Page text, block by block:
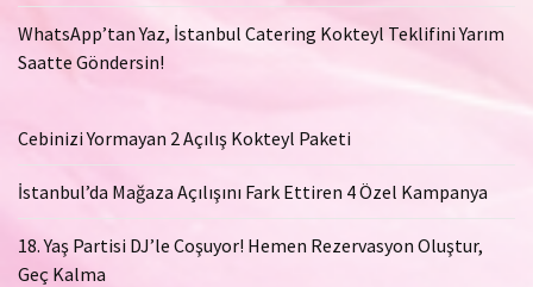
WhatsApp’tan Yaz, İstanbul Catering Kokteyl Teklifini Yarım
Saatte Göndersin!
Cebinizi Yormayan 2 Açılış Kokteyl Paketi
İstanbul’da Mağaza Açılışını Fark Ettiren 4 Özel Kampanya
18. Yaş Partisi DJ’le Coşuyor! Hemen Rezervasyon Oluştur,
Geç Kalma